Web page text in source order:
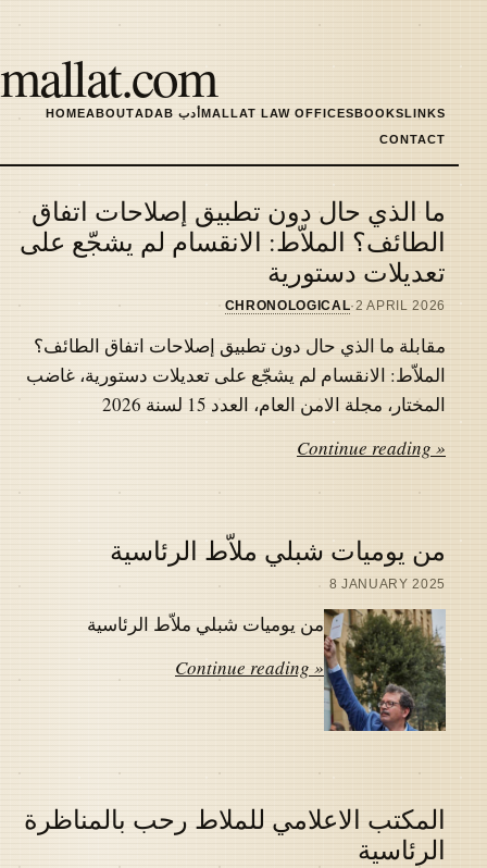
main
content
mallat.com
HOMEABOUT ADAB أدبMALLAT LAW OFFICESBOOKSLINKS
CONTACT
Latest
articles
ما الذي حال دون تطبيق إصلاحات اتفاق
الطائف؟ الملاّط: الانقسام لم يشجّع على
تعديلات دستورية
2 APRIL 2026
·
CHRONOLOGICAL
مقابلة ما الذي حال دون تطبيق إصلاحات اتفاق الطائف؟
الملاّط: الانقسام لم يشجّع على تعديلات دستورية، غاضب
المختار، مجلة الامن العام، العدد 15 لسنة 2026
Continue reading »
من يوميات شبلي ملاّط الرئاسية
8 JANUARY 2025
من يوميات شبلي ملاّط الرئاسية
Continue reading »
المكتب الاعلامي للملاط رحب بالمناظرة
الرئاسية